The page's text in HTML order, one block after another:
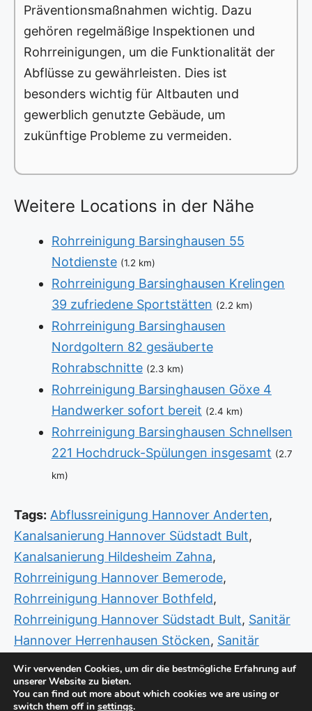
Präventionsmaßnahmen wichtig. Dazu
gehören regelmäßige Inspektionen und
Rohrreinigungen, um die Funktionalität der
Abflüsse zu gewährleisten. Dies ist
besonders wichtig für Altbauten und
gewerblich genutzte Gebäude, um
zukünftige Probleme zu vermeiden.
Weitere Locations in der Nähe
Rohrreinigung Barsinghausen 55
Notdienste (1.2 km)
Rohrreinigung Barsinghausen Krelingen
39 zufriedene Sportstätten (2.2 km)
Rohrreinigung Barsinghausen
Nordgoltern 82 gesäuberte
Rohrabschnitte (2.3 km)
Rohrreinigung Barsinghausen Göxe 4
Handwerker sofort bereit (2.4 km)
Rohrreinigung Barsinghausen Schnellsen
221 Hochdruck-Spülungen insgesamt (2.7
km)
Tags: Abflussreinigung Hannover Anderten,
Kanalsanierung Hannover Südstadt Bult,
Kanalsanierung Hildesheim Zahna,
Rohrreinigung Hannover Bemerode,
Rohrreinigung Hannover Bothfeld,
Rohrreinigung Hannover Südstadt Bult, Sanitär
Hannover Herrenhausen Stöcken, Sanitär
Notdienst Hannover Bemerode
, Sanitär
Notdienst Herzberg Langenhagen
Notdienst Neustadt am Rübenberge
Wir verwenden Cookies, um dir die bestmögliche Erfahrung auf
unserer Website zu bieten.
You can find out more about which cookies we are using or
switch them off in settings.